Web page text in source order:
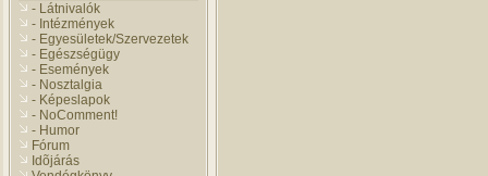
- Látnivalók
- Intézmények
- Egyesületek/Szervezetek
- Egészségügy
- Események
- Nosztalgia
- Képeslapok
- NoComment!
- Humor
Fórum
Idõjárás